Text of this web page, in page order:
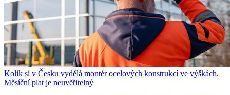
Kolik si v Česku vydělá montér ocelových konstrukcí ve výškách.
Měsíční plat je neuvěřitelný